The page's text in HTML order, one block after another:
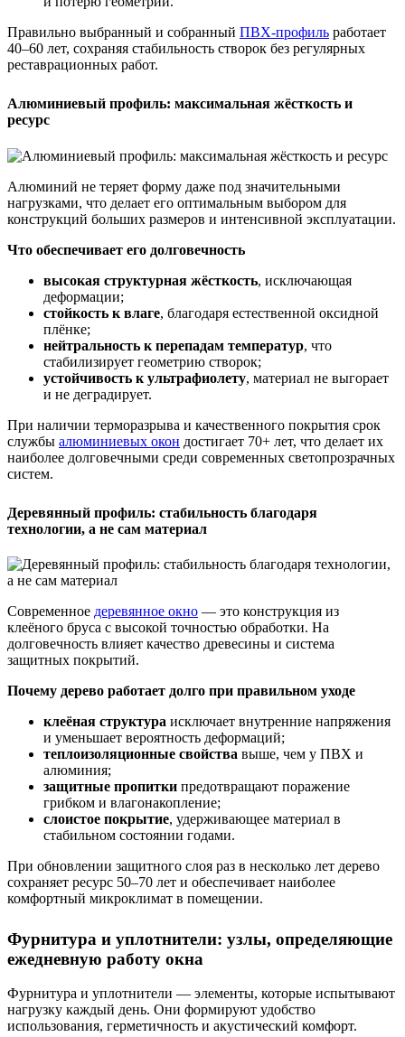
Правильно выбранный и собранный ПВХ-профиль работает
40–60 лет, сохраняя стабильность створок без регулярных
реставрационных работ.
Алюминиевый профиль: максимальная жёсткость и
ресурс
Алюминий не теряет форму даже под значительными
нагрузками, что делает его оптимальным выбором для
конструкций больших размеров и интенсивной эксплуатации.
Что обеспечивает его долговечность
высокая структурная жёсткость, исключающая
деформации;
стойкость к влаге, благодаря естественной оксидной
плёнке;
нейтральность к перепадам температур, что
стабилизирует геометрию створок;
устойчивость к ультрафиолету, материал не выгорает
и не деградирует.
При наличии терморазрыва и качественного покрытия срок
службы алюминиевых окон достигает 70+ лет, что делает их
наиболее долговечными среди современных светопрозрачных
систем.
Деревянный профиль: стабильность благодаря
технологии, а не сам материал
Современное деревянное окно — это конструкция из
клеёного бруса с высокой точностью обработки. На
долговечность влияет качество древесины и система
защитных покрытий.
Почему дерево работает долго при правильном уходе
клеёная структура исключает внутренние напряжения
и уменьшает вероятность деформаций;
теплоизоляционные свойства выше, чем у ПВХ и
алюминия;
защитные пропитки предотвращают поражение
грибком и влагонакопление;
слоистое покрытие, удерживающее материал в
стабильном состоянии годами.
При обновлении защитного слоя раз в несколько лет дерево
сохраняет ресурс 50–70 лет и обеспечивает наиболее
комфортный микроклимат в помещении.
Фурнитура и уплотнители: узлы, определяющие
ежедневную работу окна
Фурнитура и уплотнители — элементы, которые испытывают
нагрузку каждый день. Они формируют удобство
использования, герметичность и акустический комфорт.